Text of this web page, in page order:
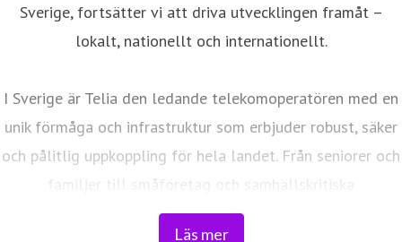
Läs mer
Sverige, fortsätter vi att driva utvecklingen framåt –
lokalt, nationellt och internationellt.
I Sverige är Telia den ledande telekomoperatören med en
unik förmåga och infrastruktur som erbjuder robust, säker
och pålitlig uppkoppling för hela landet. Från seniorer och
familjer till småföretag och samhällskritiska
verksamheter. Vi möjliggör digitaliseringens kraft i